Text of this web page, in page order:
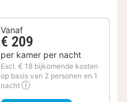
Vanaf
€ 209
per kamer per nacht
Excl. € 18 bijkomende kosten
op basis van 2 personen en 1
nacht